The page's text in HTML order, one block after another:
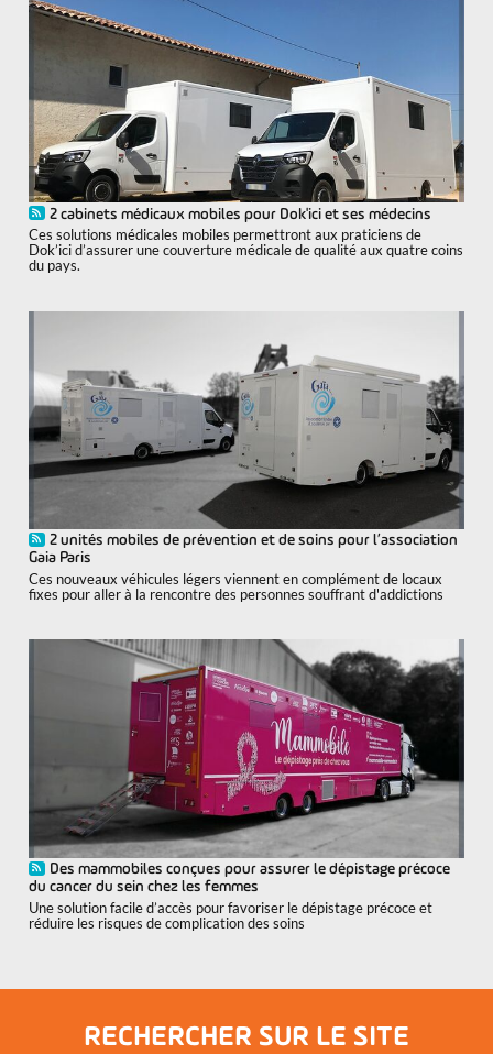
2 cabinets médicaux mobiles pour Dok'ici et ses médecins
Ces solutions médicales mobiles permettront aux praticiens de
Dok’ici d’assurer une couverture médicale de qualité aux quatre coins
du pays.
2 unités mobiles de prévention et de soins pour l’association
Gaia Paris
Ces nouveaux véhicules légers viennent en complément de locaux
fixes pour aller à la rencontre des personnes souffrant d'addictions
Des mammobiles conçues pour assurer le dépistage précoce
du cancer du sein chez les femmes
Une solution facile d’accès pour favoriser le dépistage précoce et
réduire les risques de complication des soins
RECHERCHER SUR LE SITE